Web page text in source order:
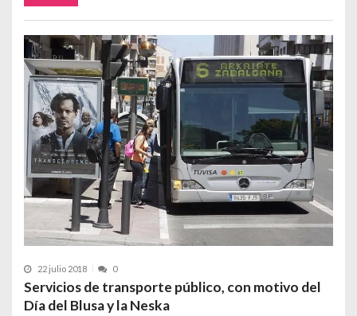
22 julio 2018 0
Servicios de transporte público, con motivo del
Día del Blusa y la Neska